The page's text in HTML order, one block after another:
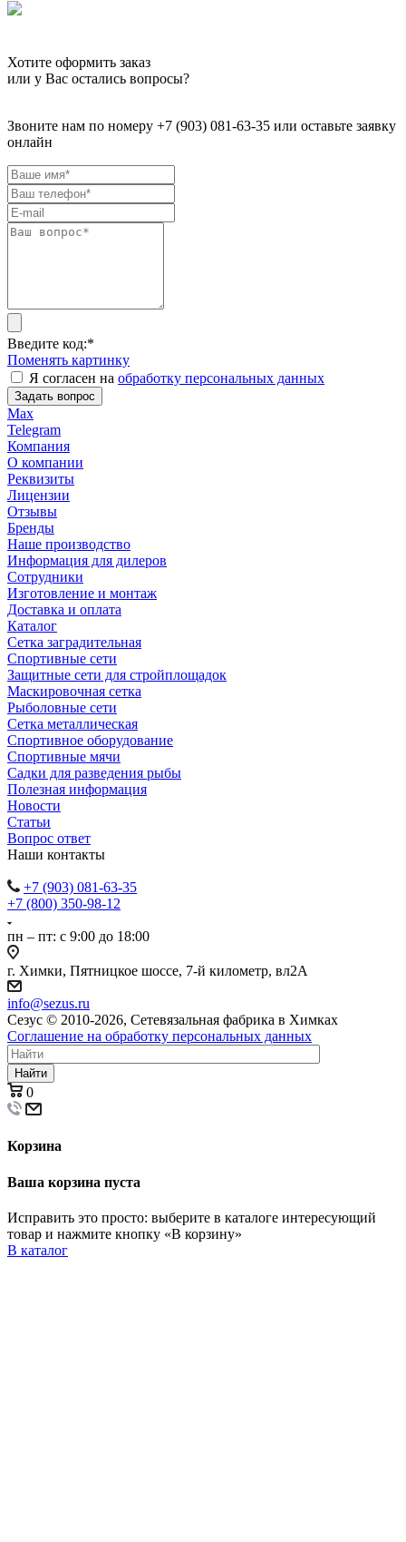
Хотите оформить заказ
или у Вас остались вопросы?
Звоните нам по номеру +7 (903) 081-63-35 или оставьте заявку
онлайн
Введите код:*
Поменять картинку
Я согласен на обработку персональных данных
Задать вопрос
Max
Telegram
Компания
О компании
Реквизиты
Лицензии
Отзывы
Бренды
Наше производство
Информация для дилеров
Сотрудники
Изготовление и монтаж
Доставка и оплата
Каталог
Сетка заградительная
Спортивные сети
Защитные сети для стройплощадок
Маскировочная сетка
Рыболовные сети
Сетка металлическая
Спортивное оборудование
Спортивные мячи
Садки для разведения рыбы
Полезная информация
Новости
Статьи
Вопрос ответ
Наши контакты
+7 (903) 081-63-35
+7 (800) 350-98-12
пн – пт: с 9:00 до 18:00
г. Химки, Пятницкое шоссе, 7-й километр, вл2А
info@sezus.ru
Сезус © 2010-2026, Сетевязальная фабрика в Химках
Соглашение на обработку персональных данных
Найти
0
Корзина
Ваша корзина пуста
Исправить это просто: выберите в каталоге интересующий
товар и нажмите кнопку «В корзину»
В каталог